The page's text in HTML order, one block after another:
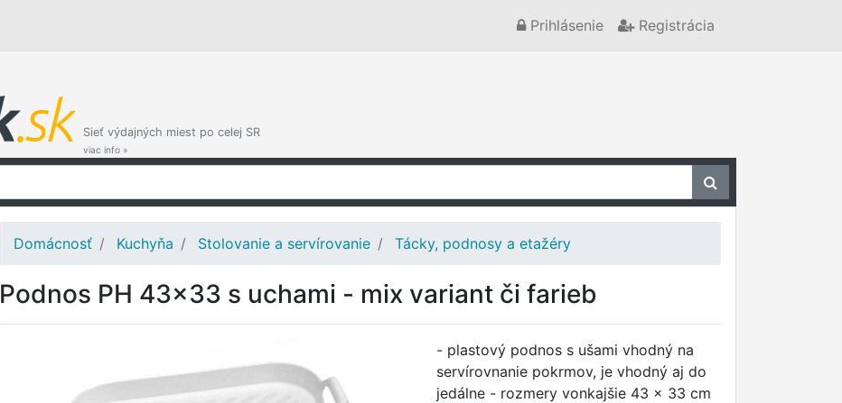
Prihlásenie Registrácia
Sieť výdajných miest po celej SR
viac info »
Domácnosť Kuchyňa Stolovanie a servírovanie Tácky, podnosy a etažéry
Podnos PH 43x33 s uchami - mix variant či farieb
- plastový podnos s ušami vhodný na
servírovnanie pokrmov, je vhodný aj do
jedálne - rozmery vonkajšie 43 x 33 cm